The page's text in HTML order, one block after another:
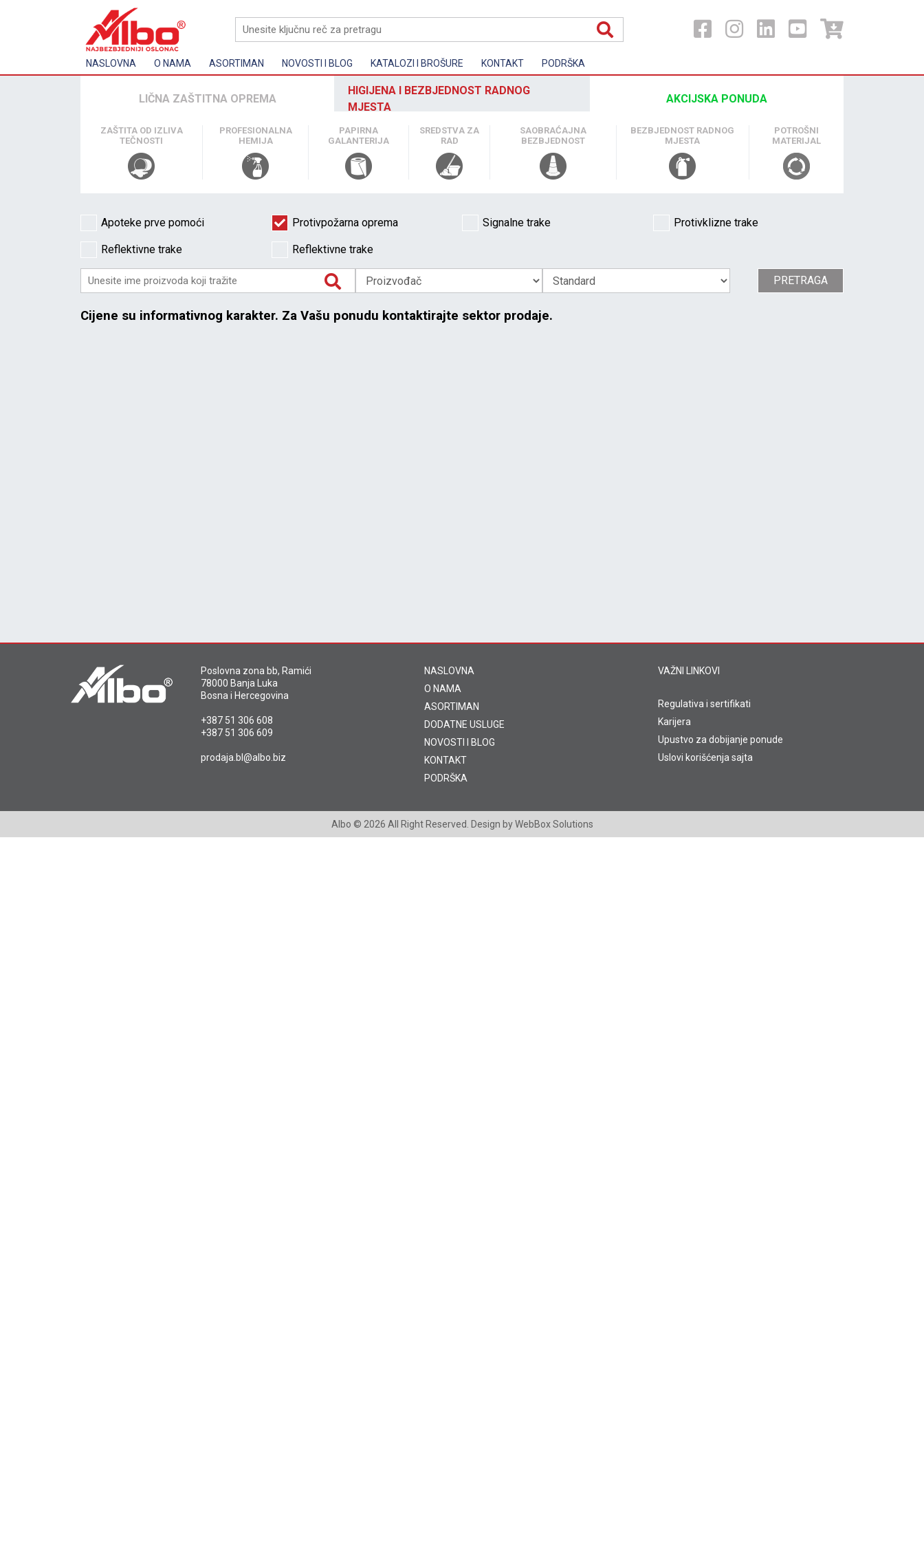
NASLOVNA O NAMA ASORTIMAN NOVOSTI I BLOG KATALOZI I BROŠURE KONTAKT PODRŠKA
LIČNA ZAŠTITNA OPREMA
HIGIJENA I BEZBJEDNOST RADNOG
MJESTA
AKCIJSKA PONUDA
ZAŠTITA OD IZLIVA
TEČNOSTI
PROFESIONALNA
HEMIJA
PAPIRNA
GALANTERIJA
SREDSTVA ZA
RAD
SAOBRAĆAJNA
BEZBJEDNOST
BEZBJEDNOST RADNOG
MJESTA
POTROŠNI
MATERIJAL
Apoteke prve pomoći Protivpožarna oprema Signalne trake Protivklizne trake
Reflektivne trake Reflektivne trake
PRETRAGA
Cijene su informativnog karakter. Za Vašu ponudu kontaktirajte sektor prodaje.
Poslovna zona bb, Ramići
78000 Banja Luka
Bosna i Hercegovina
+387 51 306 608
+387 51 306 609
prodaja.bl@albo.biz
NASLOVNA
O NAMA
ASORTIMAN
DODATNE USLUGE
NOVOSTI I BLOG
KONTAKT
PODRŠKA
VAŽNI LINKOVI
Regulativa i sertifikati
Karijera
Upustvo za dobijanje ponude
Uslovi korišćenja sajta
Albo © 2026 All Right Reserved. Design byWebBox Solutions